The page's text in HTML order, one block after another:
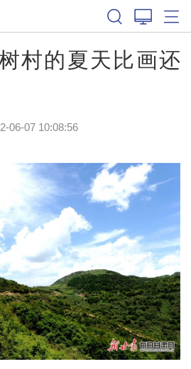
村的夏天比画还
06-07 10:08:56